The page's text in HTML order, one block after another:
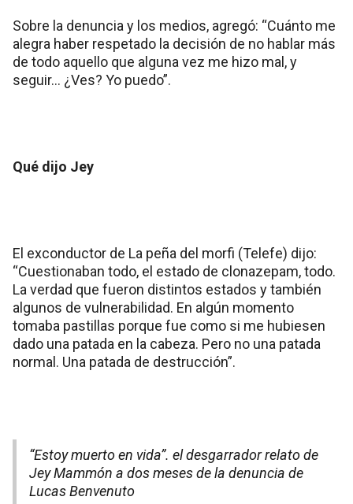
Sobre la denuncia y los medios, agregó: “Cuánto me
alegra haber respetado la decisión de no hablar más
de todo aquello que alguna vez me hizo mal, y
seguir… ¿Ves? Yo puedo”.
Qué dijo Jey
El exconductor de La peña del morfi (Telefe) dijo:
“Cuestionaban todo, el estado de clonazepam, todo.
La verdad que fueron distintos estados y también
algunos de vulnerabilidad. En algún momento
tomaba pastillas porque fue como si me hubiesen
dado una patada en la cabeza. Pero no una patada
normal. Una patada de destrucción”.
“Estoy muerto en vida”. el desgarrador relato de
Jey Mammón a dos meses de la denuncia de
Lucas Benvenuto